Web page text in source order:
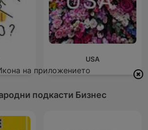
USA
подкасти Бизнес